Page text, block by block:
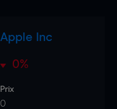
Apple Inc
0%
Prix
0